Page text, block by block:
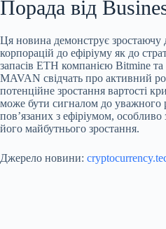
Порада від
Ця новина демонструє зростаючу
корпорацій до ефіріуму як до
запасів ETH компанією Bitmine
MAVAN свідчать про активний
потенційне зростання вартості
може бути сигналом до уважного
пов’язаних з ефіріумом,
його майбутнього зростання.
Джерело новини: